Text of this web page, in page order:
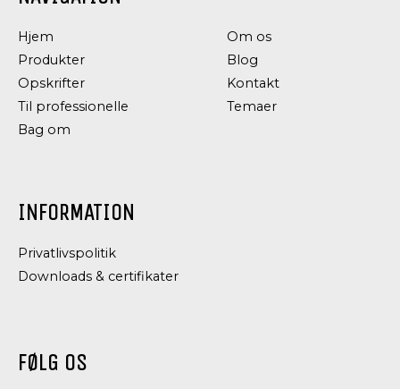
Hjem
Produkter
Opskrifter
Til professionelle
Bag om
Om os
Blog
Kontakt
Temaer
INFORMATION
Privatlivspolitik
Downloads & certifikater
FØLG OS